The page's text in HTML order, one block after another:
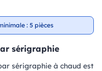
: 5 pièces
sérigraphie
sérigraphie à chaud est